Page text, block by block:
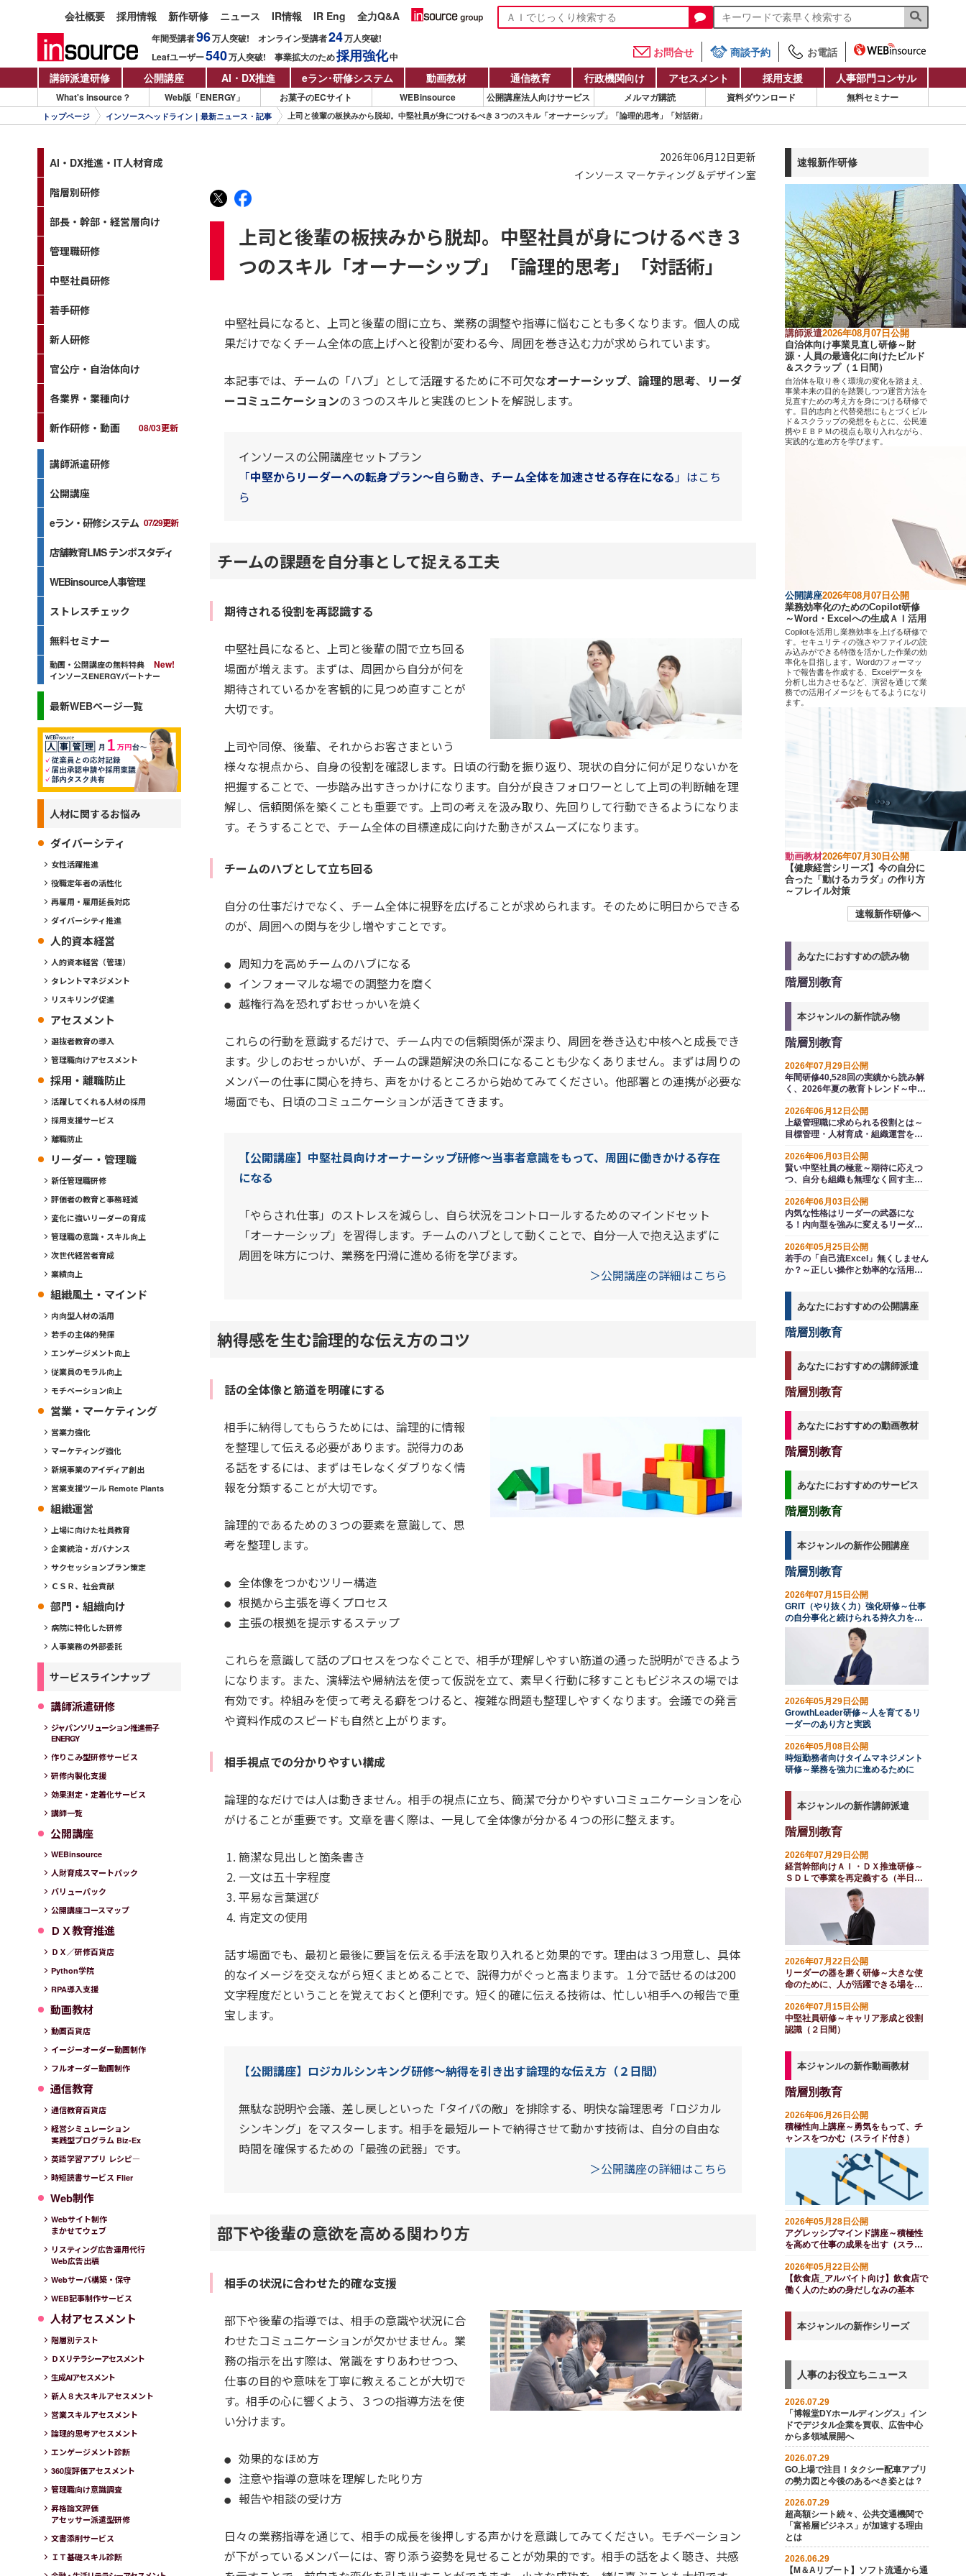
会社概要 採用情報 新作研修 ニュース IR情報 IR Eng 全力Q&A
年間受講者96万人突破! オンライン受講者24万人突破!
Leafユーザー540万人突破! 事業拡大のため採用強化中 お問合せ 商談予約
お電話
講師派遣研修
公開講座 AI・DX推進 eラン・研修システム 動画教材 通信教育 行政機関向け アセスメント 採用支援 人事部門コンサル
What's insource？ Web版「ENERGY」 お菓子のECサイト WEBinsource 公開講座法人向けサービス メルマガ購読 資料ダウンロード 無料セミナー
トップページ インソースヘッドライン｜最新ニュース・記事 上司と後輩の板挟みから脱却。中堅社員が身につけるべき３つのスキル「オーナーシップ」「論理的思考」「対話術」
2026年06月12日更新
インソース マーケティング＆デザイン室
上司と後輩の板挟みから脱却。中堅社員が身につけるべき３
つのスキル「オーナーシップ」「論理的思考」「対話術」
中堅社員になると、上司と後輩の間に立ち、業務の調整や指導に悩むことも多くなります。個人の成
果だけでなくチーム全体の底上げへと役割が変わる今、周囲を巻き込む力が求められています。
本記事では、チームの「ハブ」として活躍するために不可欠なオーナーシップ、 論理的思考、 リーダ
ーコミュニケーションの３つのスキルと実践のヒントを解説します。
インソースの公開講座セットプラン
「中堅からリーダーへの転身プラン～自ら動き、チーム全体を加速させる存在になる」はこち
ら
チームの課題を自分事として捉える工夫
期待される役割を再認識する
中堅社員になると、上司と後輩の間で立ち回る
場面が増えます。まずは、周囲から自分が何を
期待されているかを客観的に見つめ直すことが
大切です。
上司や同僚、後輩、それからお客さまという
様々な視点から、自身の役割を確認します。日頃の行動を振り返り、現状の自分に何が足りないかを
把握することで、一歩踏み出すきっかけになります。自分が良きフォロワーとして上司の判断軸を理
解し、信頼関係を築くことも重要です。上司の考えを汲み取り、先回りして行動できるようになりま
す。そうすることで、チーム全体の目標達成に向けた動きがスムーズになります。
チームのハブとして立ち回る
自分の仕事だけでなく、チーム全体に視野を広げることが求められます。そのために明日からできる
のが、周囲への関与を少し増やすことです。
周知力を高めチームのハブになる
インフォーマルな場での調整力を磨く
越権行為を恐れずおせっかいを焼く
これらの行動を意識するだけで、チーム内での信頼関係が深まり、周囲を巻き込む中核へと成長でき
ます。少しのおせっかいが、チームの課題解決の糸口になることも少なくありません。まずは周りの
メンバーの仕事に関心を持ち、声をかけるところから始めてみてください。他部署との連携が必要な
場面でも、日頃のコミュニケーションが活きてきます。
【公開講座】中堅社員向けオーナーシップ研修～当事者意識をもって、周囲に働きかける存在
になる
「やらされ仕事」のストレスを減らし、自ら状況をコントロールするためのマインドセット
「オーナーシップ」を習得します。チームのハブとして動くことで、自分一人で抱え込まずに
周囲を味方につけ、業務を円滑に進める術を学びます。
＞公開講座の詳細はこちら
納得感を生む論理的な伝え方のコツ
話の全体像と筋道を明確にする
相手に納得してもらうためには、論理的に情報
を整理して伝える必要があります。説得力のあ
る話をするには、まずはモレなくダブりなく情
報を分類することが大切です。
論理的であるための３つの要素を意識して、思
考を整理します。
全体像をつかむツリー構造
根拠から主張を導くプロセス
主張の根拠を提示するステップ
これらを意識して話のプロセスをつなぐことで、相手が理解しやすい筋道の通った説明ができるよう
になります。また、演繹法や帰納法を使って仮説を立て、素早く行動に移すこともビジネスの場では
有効です。枠組みを使って考える癖をつけると、複雑な問題も整理しやすくなります。会議での発言
や資料作成のスピードも自然と上がります。
相手視点での分かりやすい構成
論理的なだけでは人は動きません。相手の視点に立ち、簡潔で分かりやすいコミュニケーションを心
がけることが重要です。文章を書く際は、一見して全体像が分かる４つの形に整えます。
簡潔な見出しと箇条書き
一文は五十字程度
平易な言葉選び
肯定文の使用
話す場面でも、最初と最後に要旨を伝える手法を取り入れると効果的です。理由は３つ用意し、具体
的なイメージを交えながら短くまとめることで、説得力がぐっと高まります。１分で話せるのは200
文字程度だということを覚えておくと便利です。短く的確に伝える技術は、忙しい相手への報告で重
宝します。
【公開講座】ロジカルシンキング研修～納得を引き出す論理的な伝え方（２日間）
無駄な説明や会議、差し戻しといった「タイパの敵」を排除する、明快な論理思考「ロジカル
シンキング」をマスターします。相手を最短ルートで納得させて動かす技術は、自分の自由な
時間を確保するための「最強の武器」です。
＞公開講座の詳細はこちら
部下や後輩の意欲を高める関わり方
相手の状況に合わせた的確な支援
部下や後輩の指導では、相手の意識や状況に合
わせたコミュニケーションが欠かせません。業
務の指示を出す際は、常識をすりあわせつつ、
仕事の目的や意味を丁寧に教えることが大切で
す。相手の心に響くよう、３つの指導方法を使
い分けます。
効果的なほめ方
注意や指導の意味を理解した叱り方
報告や相談の受け方
日々の業務指導を通じて、相手の成長を後押しする声かけを意識してみてください。モチベーション
が下がっているメンバーには、寄り添う姿勢を見せることが効果的です。相手の話をよく聴き、共感
AI・DX推進・IT人材育成
階層別研修
部長・幹部・経営層向け
管理職研修
中堅社員研修
若手研修
新人研修
官公庁・自治体向け
各業界・業種向け
新作研修・動画 08/03更新
講師派遣研修
公開講座
eラン・研修システム 07/29更新
店舗教育LMS テンポスタディ
WEBinsource人事管理
ストレスチェック
無料セミナー
動画・公開講座の無料特典
インソースENERGYパートナー
最新WEBページ一覧
人材に関するお悩み
ダイバーシティ
女性活躍推進
役職定年者の活性化
再雇用・雇用延長対応
ダイバーシティ推進
人的資本経営
人的資本経営（管理）
タレントマネジメント
リスキリング促進
アセスメント
選抜者教育の導入
管理職向けアセスメント
採用・離職防止
活躍してくれる人材の採用
採用支援サービス
離職防止
リーダー・管理職
新任管理職研修
評価者の教育と事務軽減
変化に強いリーダーの育成
管理職の意識・スキル向上
次世代経営者育成
業績向上
組織風土・マインド
内向型人材の活用
若手の主体的発揮
エンゲージメント向上
従業員のモラル向上
モチベーション向上
営業・マーケティング
営業力強化
マーケティング強化
新規事業のアイディア創出
営業支援ツール Remote Plants
組織運営
上場に向けた社員教育
企業統治・ガバナンス
サクセッションプラン策定
ＣＳＲ、社会貢献
部門・組織向け
病院に特化した研修
人事業務の外部委託
サービスラインナップ
講師派遣研修
ジャパンソリューション推進冊子
ENERGY
作りこみ型研修サービス
研修内製化支援
効果測定・定着化サービス
講師一覧
公開講座
WEBinsource
人財育成スマートパック
バリューパック
公開講座コースマップ
ＤＸ教育推進
ＤＸ／研修百貨店
Python学院
RPA導入支援
動画教材
動画百貨店
イージーオーダー動画制作
フルオーダー動画制作
通信教育
通信教育百貨店
経営シミュレーション
実践型プログラム Biz-Ex
英語学習アプリ レシピ―
時短読書サービス Flier
Web制作
Webサイト制作
まかせてウェブ
リスティング広告運用代行
Web広告出稿
Webサーバ構築・保守
WEB記事制作サービス
人材アセスメント
階層別テスト
ＤＸリテラシーアセスメント
生成AIアセスメント
新人８大スキルアセスメント
営業スキルアセスメント
論理的思考アセスメント
エンゲージメント診断
360度評価アセスメント
管理職向け意識調査
昇格論文評価
アセッサー派遣型研修
文書添削サービス
ＩＴ基礎スキル診断
速報新作研修
講師派遣2026年08月07日公開
自治体向け事業見直し研修～財
源・人員の最適化に向けたビルド
＆スクラップ（１日間）
自治体を取り巻く環境の変化を踏まえ、
事業本来の目的を踏襲しつつ運営方法を
見直すための考え方を身につける研修で
す。目的志向と代替発想にもとづくビル
ド＆スクラップの発想をもとに、公民連
携やＥＢＰＭの視点も取り入れながら、
実践的な進め方を学びます。
公開講座2026年08月07日公開
業務効率化のためのCopilot研修
～Word・Excelへの生成ＡＩ活用
Copilotを活用し業務効率を上げる研修で
す。セキュリティの強さやファイルの読
み込みができる特徴を活かした作業の効
率化を目指します。Wordのフォーマッ
トで報告書を作成する、Excelデータを
分析し出力させるなど、演習を通じて業
務での活用イメージをもてるようになり
ます。
動画教材2026年07月30日公開
【健康経営シリーズ】今の自分に
合った「動けるカラダ」の作り方
～フレイル対策
速報新作研修へ
あなたにおすすめの読み物
階層別教育
本ジャンルの新作読み物
階層別教育
2026年07月29日公開
年間研修40,528回の実績から読み解
く、2026年夏の教育トレンド～中堅
が分かれ道
2026年06月12日公開
上級管理職に求められる役割とは～
目標管理・人材育成・組織運営を実
策
2026年06月03日公開
賢い中堅社員の極意～期待に応えつ
つ、自分も組織も無理なく回す主導
2026年06月03日公開
内気な性格はリーダーの武器にな
る！内向型を強みに変えるリーダー
2026年05月25日公開
若手の「自己流Excel」無くしません
か？～正しい操作と効率的な活用法
あなたにおすすめの公開講座
階層別教育
あなたにおすすめの講師派遣
階層別教育
あなたにおすすめの動画教材
階層別教育
あなたにおすすめのサービス
階層別教育
本ジャンルの新作公開講座
階層別教育
2026年07月15日公開
GRIT（やり抜く力）強化研修～仕事
の自分事化と続けられる持久力を育
む
2026年05月29日公開
GrowthLeader研修～人を育てるリ
ーダーのあり方と実践
2026年05月08日公開
時短勤務者向けタイムマネジメント
研修～業務を強力に進めるために
本ジャンルの新作講師派遣
階層別教育
2026年07月29日公開
経営幹部向けＡＩ・ＤＸ推進研修～
ＳＤＬで事業を再定義する（半日
間）
2026年07月22日公開
リーダーの器を磨く研修～大きな使
命のために、人が活躍できる場を開
2026年07月15日公開
中堅社員研修～キャリア形成と役割
認識（２日間）
本ジャンルの新作動画教材
階層別教育
2026年06月26日公開
積極性向上講座～勇気をもって、チ
ャンスをつかむ（スライド付き）
2026年05月28日公開
アグレッシブマインド講座～積極性
を高めて仕事の成果を出す（スライ
2026年05月22日公開
【飲食店_アルバイト向け】飲食店で
働く人のための身だしなみの基本
本ジャンルの新作シリーズ
人事のお役立ちニュース
2026.07.29
「博報堂DYホールディングス」イン
ドでデジタル企業を買収、広告中心
から多領域展開へ
2026.07.29
GO上場で注目！タクシー配車アプリ
の勢力図と今後のあるべき姿とは？
2026.07.29
超高額シート続々、公共交通機関で
「富裕層ビジネス」が加速する理由
とは
2026.06.29
【M＆Aリブート】ソフト流通から通